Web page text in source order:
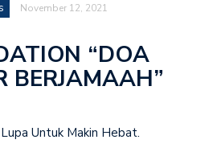
November 12, 2021
“DOA
BERJAMAAH”
Untuk Makin Hebat.